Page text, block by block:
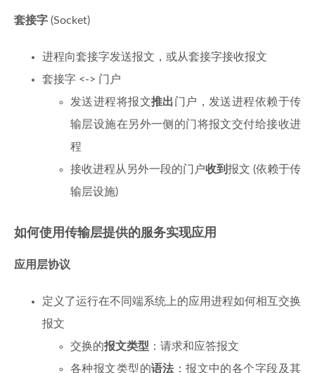
套接字 (Socket)
进程向套接字发送报文，或从套接字接收报文
套接字 <-> 门户
发送进程将报文推出门户，发送进程依赖于传
输层设施在另外一侧的门将报文交付给接收进
程
接收进程从另外一段的门户收到报文 (依赖于传
输层设施)
如何使用传输层提供的服务实现应用
应用层协议
定义了运行在不同端系统上的应用进程如何相互交换
报文
交换的报文类型 ：请求和应答报文
各种报文类型的语法 ：报文中的各个字段及其